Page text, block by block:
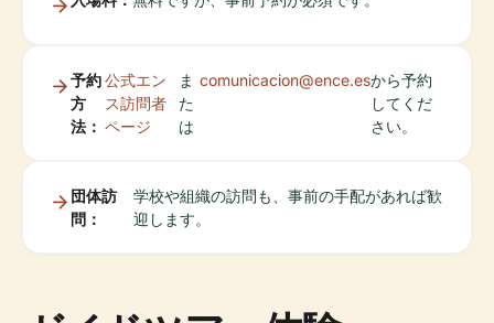
予約
方
法：
公式エン
ス訪問者
ページ
ま
た
は
comunicacion@ence.esから予約
してくだ
さい。
団体訪
問：
学校や組織の訪問も、事前の手配があれば歓
迎します。